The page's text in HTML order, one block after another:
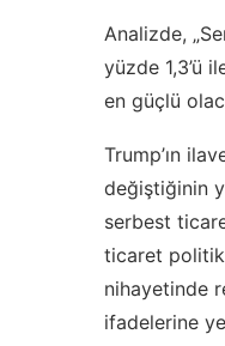
Analizde,
yüzde 1,3’ü
en güçlü
Trump’ın
değiştiğinin
serbest
ticaret
nihayetinde
ifadelerine